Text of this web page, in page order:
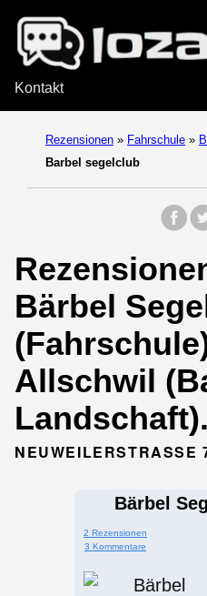
Kontakt
Rezensionen » Fahrschule »
Barbel segelclub
Bärbel
Allschwil
Landschaft).
NEUWEILERSTRASSE
Bärbel
2 Rezensionen
3 Kommentare